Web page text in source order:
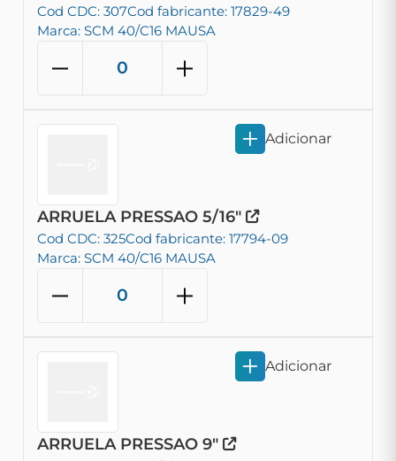
Cod CDC: 307Cod fabricante: 17829-49
Marca: SCM 40/C16 MAUSA
ARRUELA PRESSAO 5/16"
Cod CDC: 325Cod fabricante: 17794-09
Marca: SCM 40/C16 MAUSA
Adicionar
ARRUELA PRESSAO 9"
Adicionar